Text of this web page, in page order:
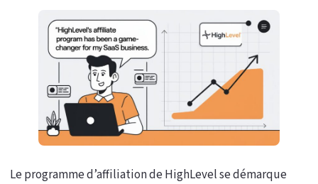
Le programme d’affiliation de HighLevel se démarque